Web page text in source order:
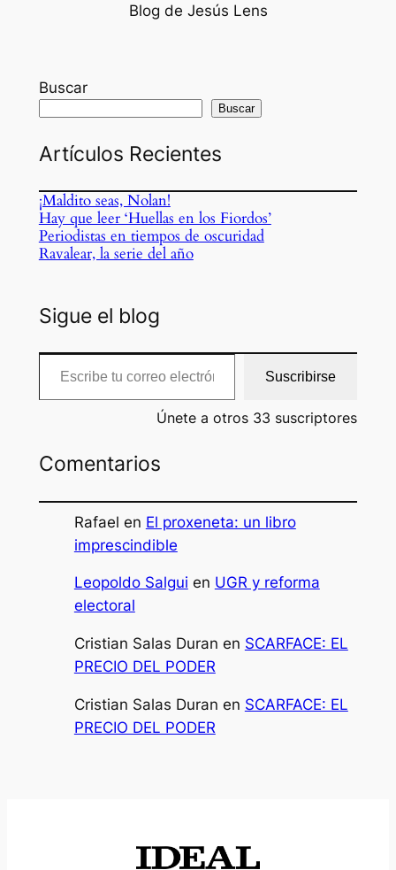
Blog de Jesús Lens
Buscar
Buscar
Artículos Recientes
¡Maldito seas, Nolan!
Hay que leer ‘Huellas en los Fiordos’
Periodistas en tiempos de oscuridad
Ravalear, la serie del año
Sigue el blog
Escribe tu correo electrónico…
Suscribirse
Únete a otros 33 suscriptores
Comentarios
Rafael en El proxeneta: un libro
imprescindible
Leopoldo Salgui en UGR y reforma
electoral
Cristian Salas Duran en SCARFACE: EL
PRECIO DEL PODER
Cristian Salas Duran en SCARFACE: EL
PRECIO DEL PODER